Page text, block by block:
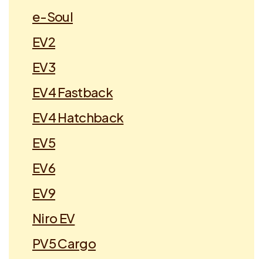
e-Soul
EV2
EV3
EV4 Fastback
EV4 Hatchback
EV5
EV6
EV9
Niro EV
PV5 Cargo